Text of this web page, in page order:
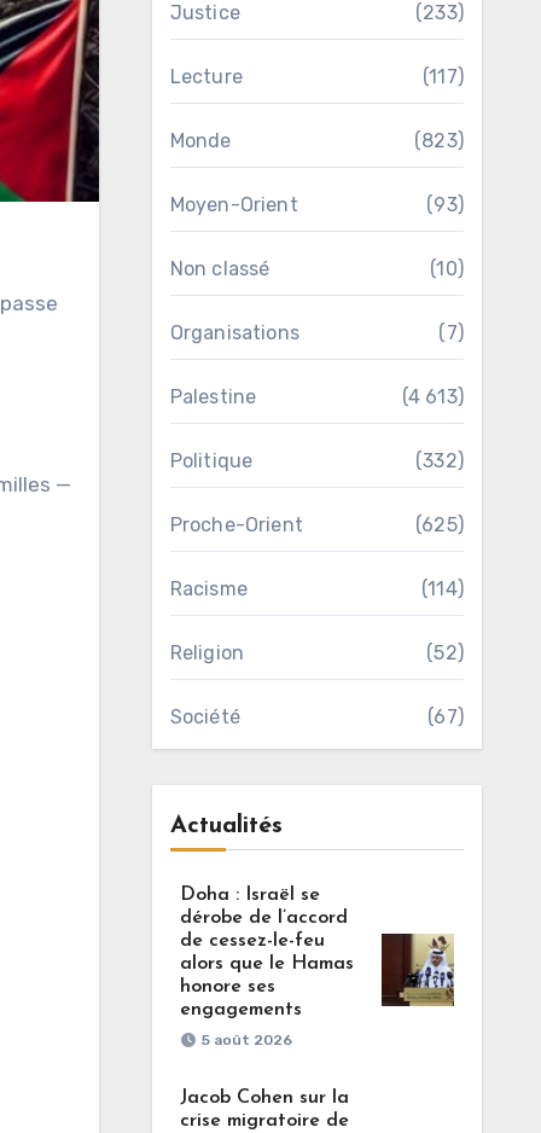
—
Justice (233)
Lecture (117)
Monde (823)
Moyen-Orient (93)
Non classé (10)
Organisations (7)
Palestine (4 613)
Politique (332)
Proche-Orient (625)
Racisme (114)
Religion (52)
Société (67)
Actualités
Doha : Israël se
dérobe de l’accord
de cessez-le-feu
alors que le Hamas
honore ses
engagements
5 août 2026
Jacob Cohen sur la
crise migratoire de